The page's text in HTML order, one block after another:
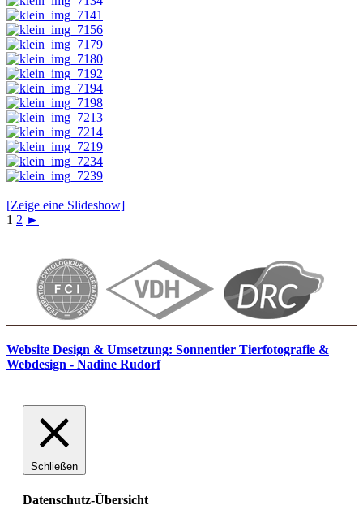
[Zeige eine Slideshow]
1 2 ►
Website Design & Umsetzung: Sonnentier Tierfotografie &
Webdesign - Nadine Rudorf
Schließen
Datenschutz-Übersicht